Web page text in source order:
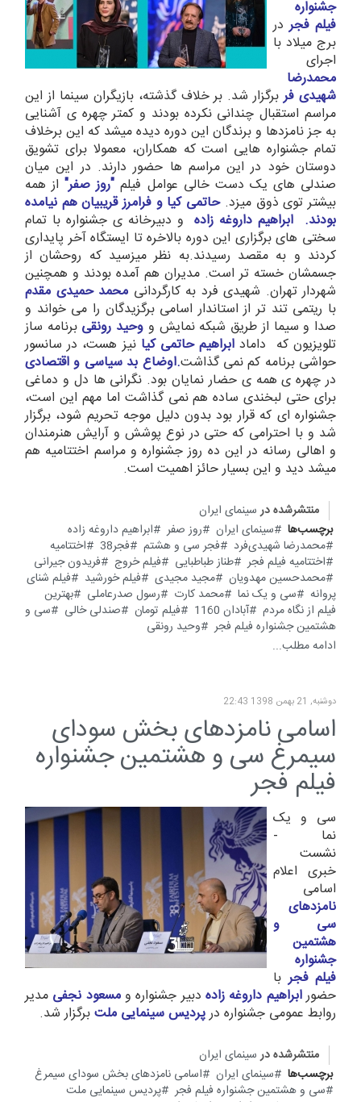
جشنواره
فیلم فجردر
برج میلاد با
اجرای
محمدرضا
شهیدی فربرگزار شد. بر خلاف گذشته، بازیگران سینما از این
مراسم استقبال چندانی نکرده بودند و کمتر چهره ی آشنایی
به جز نامزدها و برندگان این دوره دیده میشد که این برخلاف
تمام جشنواره هایی است که همکاران، معمولا برای تشویق
دوستان خود در این مراسم ها حضور دارند. در این میان
صندلی های یک دست خالی عوامل فیلم "روز صفر"از همه
بیشتر توی ذوق میزد. حاتمی کیا و فرامرز قریبیان هم نیامده
بودند. ابراهیم داروغه زادهو دبیرخانه ی جشنواره با تمام
سختی های برگزاری این دوره بالاخره تا ایستگاه آخر پایداری
کردند و به مقصد رسیدند.به نظر میزسید که روحشان از
جسمشان خسته تر است. مدیران هم آمده بودند و همچنین
شهردار تهران. شهیدی فرد به کارگردانی محمد حمیدی مقدم
با ریتمی تند تر از استاندار اسامی برگزیدگان را می خواند و
صدا و سیما از طریق شبکه نمایش و وحید رونقی برنامه ساز
تلویزیون که دامادابراهیم حاتمی کیا نیز هست، در سانسور
حواشی برنامه کم نمی گذاشت.اوضاع بد سیاسی و اقتصادی
در چهره ی همه ی حضار نمایان بود. نگرانی ها دل و دماغی
برای حتی لبخندی ساده هم نمی گذاشت اما مهم این است،
جشنواره ای که قرار بود بدون دلیل موجه تحریم شود، برگزار
شد و با احترامی که حتی در نوع پوشش و آرایش هنرمندان
و اهالی رسانه در این ده روز جشنواره و مراسم اختتامیه هم
میشد دید و این بسیار حائز اهمیت است.
منتشرشده در سینمای ایران
برچسب‌ها
سینمای ایران روز صفر
ابراهیم داروغه زاده
محمدرضا شهیدی‌فرد
فجر سی و هشتم فجر38
اختتامیه
اختتامیه فیلم فجر
طناز طباطبایی فیلم خروج
فریدون جیرانی
محمدحسین مهدویان
مجید مجیدی فیلم خورشید
فیلم شنای
پروانه
سی و یک نما محمد کارت رسول صدرعاملی
بهترین
فیلم از نگاه مردم
آبادان 1160 فیلم تومان صندلی خالی
سی و
هشتمین جشنواره فیلم فجر
وحید رونقی
ادامه مطلب...
دوشنبه, 21 بهمن 1398 22:43
اسامی نامزدهای بخش سودای
سیمرغ سی و هشتمین جشنواره
فیلم فجر
سی و یک
نما -
نشست
خبری اعلام
اسامی
نامزدهای
سی و
هشتمین
جشنواره
فیلم فجر با
حضورابراهیم داروغه زاده دبیر جشنواره ومسعود نجفی مدیر
روابط عمومی جشنواره درپردیس سینمایی ملتبرگزار شد.
منتشرشده در سینمای ایران
برچسب‌ها
سینمای ایران
اسامی نامزدهای بخش سودای سیمرغ
سی و هشتمین جشنواره فیلم فجر
پردیس سینمایی ملت